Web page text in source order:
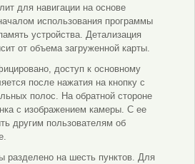
для навигации на основе
использования программы
устройства. Детализация
от объема загруженной карты.
доступ к основному
после нажатия на кнопку с
полос. На обратной стороне
с изображением камеры. С ее
другим пользователям об
разделено на шесть пунктов. Для